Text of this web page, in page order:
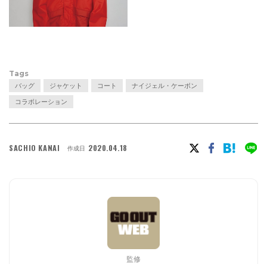
Tags
バッグ ジャケット コート ナイジェル・ケーボン
コラボレーション
SACHIO KANAI 作成日 2020.04.18
監修